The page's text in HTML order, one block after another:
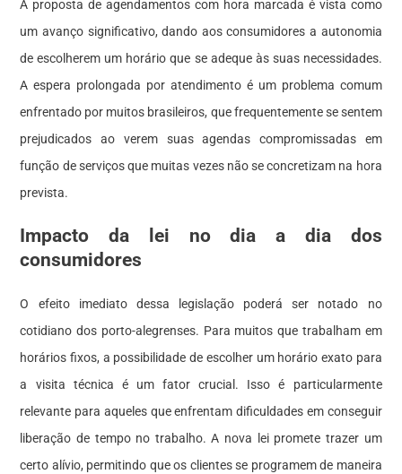
A proposta de agendamentos com hora marcada é vista como
um avanço significativo, dando aos consumidores a autonomia
de escolherem um horário que se adeque às suas necessidades.
A espera prolongada por atendimento é um problema comum
enfrentado por muitos brasileiros, que frequentemente se sentem
prejudicados ao verem suas agendas compromissadas em
função de serviços que muitas vezes não se concretizam na hora
prevista.
Impacto da lei no dia a dia dos
consumidores
O efeito imediato dessa legislação poderá ser notado no
cotidiano dos porto-alegrenses. Para muitos que trabalham em
horários fixos, a possibilidade de escolher um horário exato para
a visita técnica é um fator crucial. Isso é particularmente
relevante para aqueles que enfrentam dificuldades em conseguir
liberação de tempo no trabalho. A nova lei promete trazer um
certo alívio, permitindo que os clientes se programem de maneira